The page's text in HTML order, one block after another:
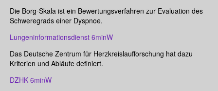
Die Borg-Skala ist ein Bewertungsverfahren zur Evaluation des
Schweregrads einer Dyspnoe.
Lungeninformationsdienst 6minW
Das Deutsche Zentrum für Herzkreislaufforschung hat dazu
Kriterien und Abläufe definiert.
DZHK 6minW